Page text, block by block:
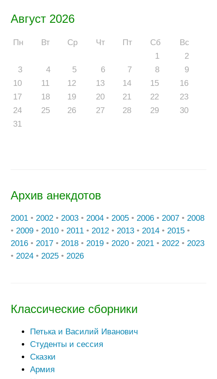
Август 2026
Пн Вт Ср Чт Пт Сб
Вс
1
2
3
4 5 6 7 8
9
10
11 12 13 14 15
16
17
18 19 20 21 22
23
24
25 26 27 28 29
30
31
Архив анекдотов
2001 • 2002 • 2003 • 2004 • 2005 • 2006 • 2007 • 2008
• 2009 • 2010 • 2011 • 2012 • 2013 • 2014 • 2015 •
2016 • 2017 • 2018 • 2019 • 2020 • 2021 • 2022 • 2023
• 2024 • 2025 • 2026
Классические сборники
Петька и Василий Иванович
Студенты и сессия
Сказки
Армия